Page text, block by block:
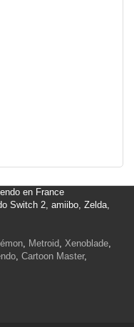
en France
Switch 2, amiibo, Zelda,
, Metroid, Xenoblade,
, Cartoon Master,